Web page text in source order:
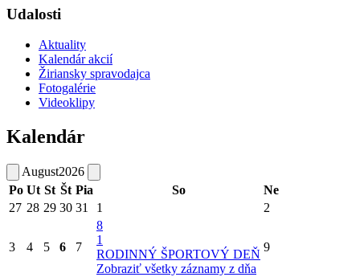
Udalosti
Aktuality
Kalendár akcií
Žiriansky spravodajca
Fotogalérie
Videoklipy
Kalendár
August2026
Po Ut St Št Pia So
Ne
27 28 29 30 31 1 2
3 4 5 6 7
8
1
RODINNÝ ŠPORTOVÝ DEŇ
Zobraziť všetky záznamy z dňa
9